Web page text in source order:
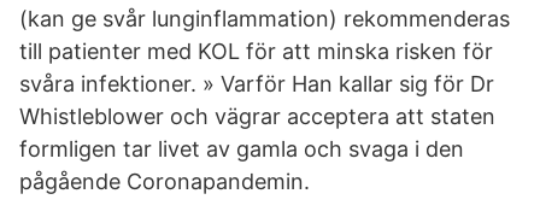
(kan ge svår lunginflammation) rekommenderas
till patienter med KOL för att minska risken för
svåra infektioner. » Varför Han kallar sig för Dr
Whistleblower och vägrar acceptera att staten
formligen tar livet av gamla och svaga i den
pågående Coronapandemin.